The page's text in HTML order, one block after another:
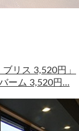
リス 3,520円」
ーム 3,520円…